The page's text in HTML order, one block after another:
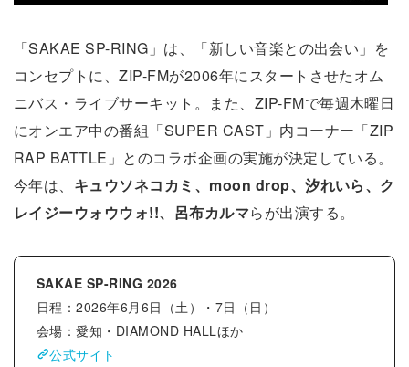
「SAKAE SP-RING」は、「新しい音楽との出会い」を
コンセプトに、ZIP-FMが2006年にスタートさせたオム
ニバス・ライブサーキット。また、ZIP-FMで毎週木曜日
にオンエア中の番組「SUPER CAST」内コーナー「ZIP
RAP BATTLE」とのコラボ企画の実施が決定している。
今年は、 キュウソネコカミ、moon drop、汐れいら、ク
レイジーウォウウォ!!、呂布カルマらが出演する。
SAKAE SP-RING 2026
日程：2026年6月6日（土）・7日（日）
会場：愛知・DIAMOND HALLほか
公式サイト